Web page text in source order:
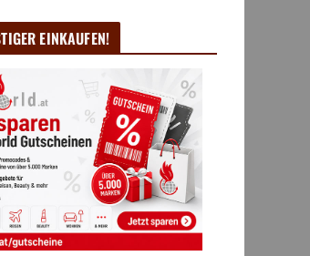
EINKAUFEN!